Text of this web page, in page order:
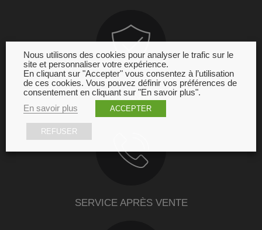
GARANTIE
SERVICE APRÈS VENTE
Nous utilisons des cookies pour analyser le trafic sur le
site et personnaliser votre expérience.
En cliquant sur "Accepter" vous consentez à l’utilisation
de ces cookies. Vous pouvez définir vos préférences de
consentement en cliquant sur "En savoir plus".
En savoir plus
ACCEPTER
REFUSER